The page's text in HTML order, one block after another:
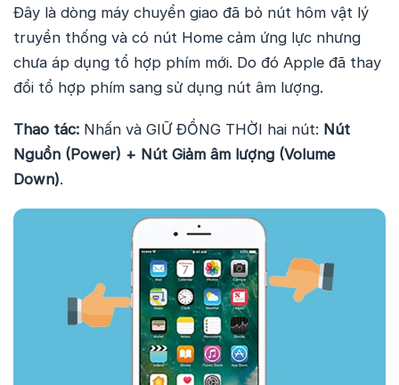
Đây là dòng máy chuyển giao đã bỏ nút hôm vật lý
truyền thống và có nút Home cảm ứng lực nhưng
chưa áp dụng tổ hợp phím mới. Do đó Apple đã thay
đổi tổ hợp phím sang sử dụng nút âm lượng.
Thao tác: Nhấn và GIỮ ĐỒNG THỜI hai nút: Nút
Nguồn (Power) + Nút Giảm âm lượng (Volume
Down).